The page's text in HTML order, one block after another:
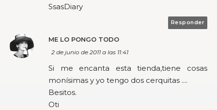
SsasDiary
Responder
ME LO PONGO TODO
2 de junio de 2011 a las 11:41
Si me encanta esta tienda,tiene cosas
monísimas y yo tengo dos cerquitas ....
Besitos.
Oti